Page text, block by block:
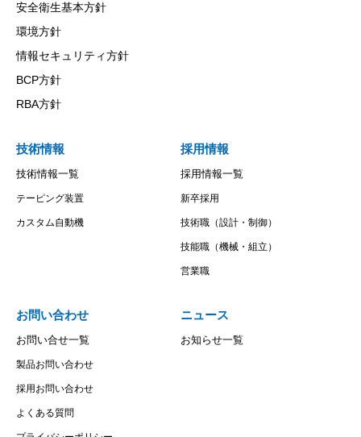
安全衛生基本方針
環境方針
情報セキュリティ方針
BCP方針
RBA方針
技術情報
技術情報一覧
テーピング装置
カスタム自動機
採用情報
採用情報一覧
新卒採用
技術職（設計・制御）
技能職（機械・組立）
営業職
お問い合わせ
お問い合せ一覧
製品お問い合わせ
採用お問い合わせ
よくある質問
ニュース
お知らせ一覧